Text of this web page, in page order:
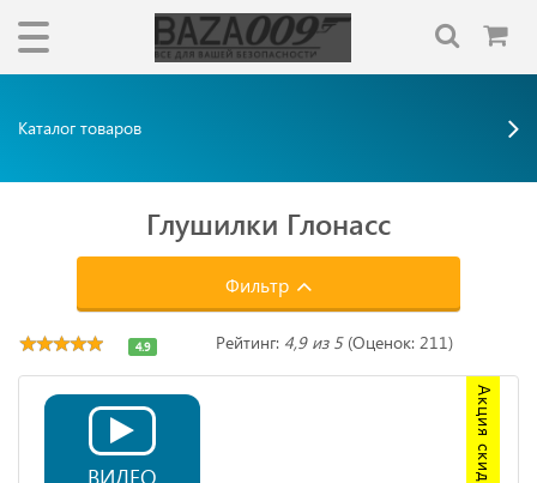
Каталог товаров
Глушилки Глонасс
Фильтр
ВИДЕО
4.9 Рейтинг: 4,9 из 5(Оценок: 211)